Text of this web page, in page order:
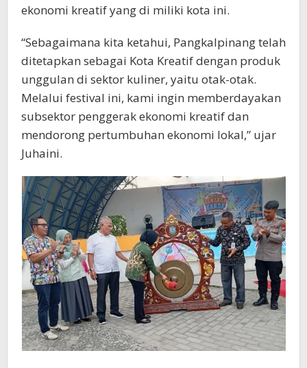
ekonomi kreatif yang di miliki kota ini.
“Sebagaimana kita ketahui, Pangkalpinang telah
ditetapkan sebagai Kota Kreatif dengan produk
unggulan di sektor kuliner, yaitu otak-otak.
Melalui festival ini, kami ingin memberdayakan
subsektor penggerak ekonomi kreatif dan
mendorong pertumbuhan ekonomi lokal,” ujar
Juhaini.